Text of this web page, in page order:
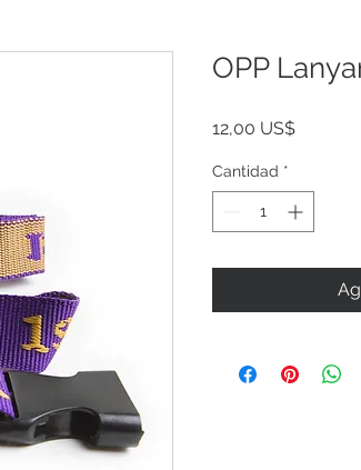
OPP
12,00 US$Precio
Cantidad *